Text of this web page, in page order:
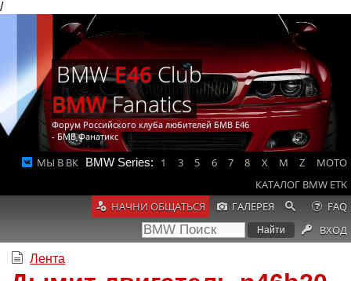
/
BMWE46Club
BMWFanatics
Форум Российского клуба любителей БМВ Е46
- БМВ Фанатикс
МЫ В ВК BMW Series: 1 3 5 6 7 8 X M Z
MOTO
КАТАЛОГ BMW ETK
НАЧНИ ОБЩАТЬСЯ
ГАЛЕРЕЯ
FAQ
ВХОД
Лента